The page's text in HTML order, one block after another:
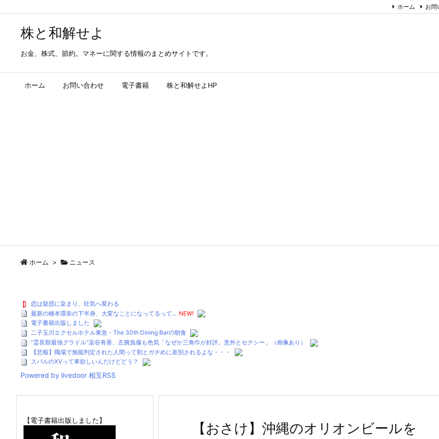
株と和解せよ
お金、株式、節約。マネーに関する情報のまとめサイトです。
ホーム お問い合わせ 電子書籍 株と和解せよHP
ホーム お問
ホーム > ニュース
恋は疑惑に染まり、狂気へ変わる
最新の橋本環奈の下半身、大変なことになってるって... NEW!
電子書籍出版しました
二子玉川エクセルホテル東急・The 30th Dining Barの朝食
“霊長類最強グラドル”染谷有香、左腕負傷も色気「なぜか三角巾が好評。意外とセクシー」（画像あり）
【悲報】職場で無能判定された人間って割とガチめに差別されるよな・・・
スバルのXVって車欲しいんだけどどう？
Powered by livedoor 相互RSS
【おさけ】沖縄のオリオンビールを
【電子書籍出版しました】